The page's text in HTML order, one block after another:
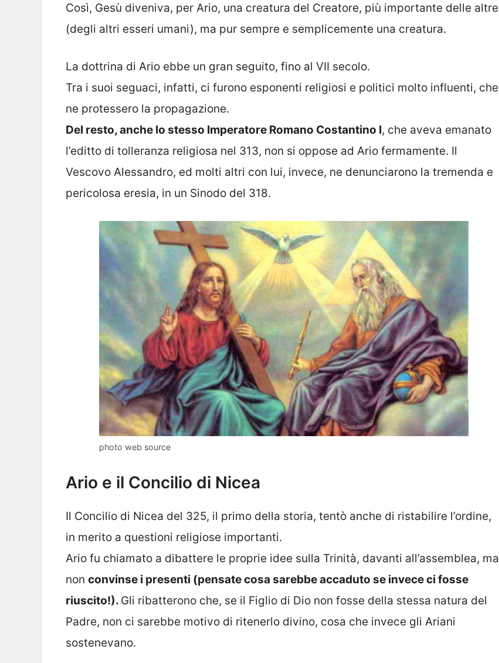
Così, Gesù diveniva, per Ario, una creatura del Creatore, più importante delle altre
(degli altri esseri umani), ma pur sempre e semplicemente una creatura.
La dottrina di Ario ebbe un gran seguito, fino al VII secolo.
Tra i suoi seguaci, infatti, ci furono esponenti religiosi e politici molto influenti, che
ne protessero la propagazione.
Del resto, anche lo stesso Imperatore Romano Costantino I, che aveva emanato
l’editto di tolleranza religiosa nel 313, non si oppose ad Ario fermamente. Il
Vescovo Alessandro, ed molti altri con lui, invece, ne denunciarono la tremenda e
pericolosa eresia, in un Sinodo del 318.
photo web source
Ario e il Concilio di Nicea
Il Concilio di Nicea del 325, il primo della storia, tentò anche di ristabilire l’ordine,
in merito a questioni religiose importanti.
Ario fu chiamato a dibattere le proprie idee sulla Trinità, davanti all’assemblea, ma
non convinse i presenti (pensate cosa sarebbe accaduto se invece ci fosse
riuscito!). Gli ribatterono che, se il Figlio di Dio non fosse della stessa natura del
Padre, non ci sarebbe motivo di ritenerlo divino, cosa che invece gli Ariani
sostenevano.